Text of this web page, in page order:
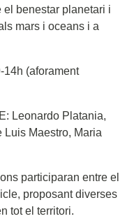
el benestar planetari i
mars i oceans i a
14h (aforament
Leonardo Platania,
Luis Maestro, Maria
participaran entre el
proposant diverses
tot el territori.